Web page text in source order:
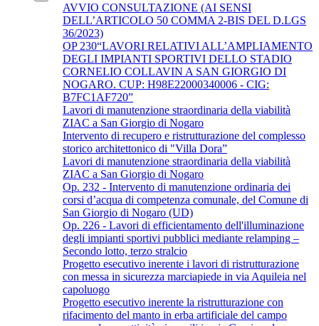
AVVIO CONSULTAZIONE (AI SENSI
DELL’ARTICOLO 50 COMMA 2-BIS DEL D.LGS
36/2023)
OP 230“LAVORI RELATIVI ALL’AMPLIAMENTO
DEGLI IMPIANTI SPORTIVI DELLO STADIO
CORNELIO COLLAVIN A SAN GIORGIO DI
NOGARO. CUP: H98E22000340006 - CIG:
B7FC1AF720”
Lavori di manutenzione straordinaria della viabilità
ZIAC a San Giorgio di Nogaro
Intervento di recupero e ristrutturazione del complesso
storico architettonico di "Villa Dora”
Lavori di manutenzione straordinaria della viabilità
ZIAC a San Giorgio di Nogaro
Op. 232 - Intervento di manutenzione ordinaria dei
corsi d’acqua di competenza comunale, del Comune di
San Giorgio di Nogaro (UD)
Op. 226 - Lavori di efficientamento dell'illuminazione
degli impianti sportivi pubblici mediante relamping –
Secondo lotto, terzo stralcio
Progetto esecutivo inerente i lavori di ristrutturazione
con messa in sicurezza marciapiede in via Aquileia nel
capoluogo
Progetto esecutivo inerente la ristrutturazione con
rifacimento del manto in erba artificiale del campo